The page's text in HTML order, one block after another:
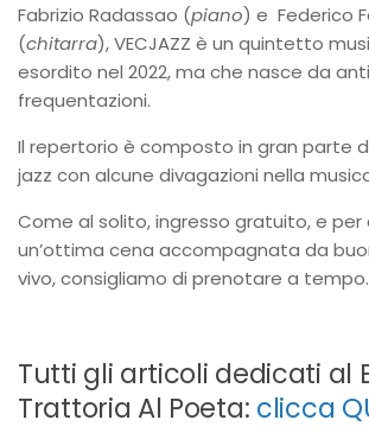
Fabrizio Radassao (piano) e Federico
(chitarra), VECJAZZ è un quintetto
esordito nel 2022, ma che nasce da
frequentazioni.
Il repertorio è composto in gran parte
jazz con alcune divagazioni nella
Come al solito, ingresso gratuito, e per
un’ottima cena accompagnata da
vivo, consigliamo di prenotare a tempo.
Tutti gli articoli dedicati al
Trattoria Al Poeta: clicca